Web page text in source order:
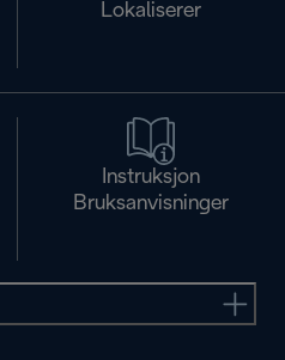
Lokaliserer
Instruksjon
Bruksanvisninger